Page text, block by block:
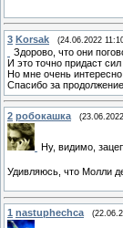
3 Korsak (24.06.2022
Здорово, что они
И это точно придаст
Но мне очень
Спасибо за
2 робокашка
Ну, видимо,
Удивляюсь, что Молли
1 nastuphechca